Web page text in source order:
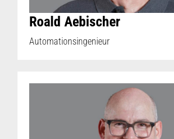
Roald Aebischer
Automationsingenieur